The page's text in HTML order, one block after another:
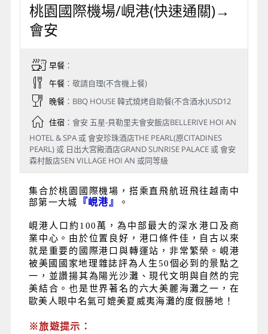
桃園國際機場/峴港(快速通關)→
會安
早餐：
午餐：敬請自理(不含機上餐)
晚餐：BBQ HOUSE 韓式燒烤自助餐(不含酒水)USD12
住宿：會安 五星-貝勒里夫會安飯店BELLERIVE HOI AN
HOTEL & SPA 或 會安珍珠酒店THE PEARL(原CITADINES
PEARL) 或 日出大宮殿酒店GRAND SUNRISE PALACE 或 會安
森村飯店SEN VILLAGE HOI AN 或同等級
集合於桃園國際機場，搭乘直飛航班飛往越南中
部第一大城
『峴港』 。
峴港人口約100萬，為中部最大的深水港口及商
業中心。由於位置良好，港口條件佳，自古以來
就是重要的國際港口與轉運站，非常繁榮。峴港
被美國國家地理雜誌評為人生50個必到的景點之
一，並讚揚其為陽光沙灘、現代文明與自然的完
美結合。也是世界著名的六大美麗海灘之一，在
歐美人眼中名氣可媲美夏威夷海灘的度假勝地！
※旅遊提示：